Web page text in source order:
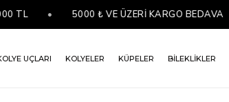
• 5000 ₺ VE ÜZERİ KARGO BEDAVA •
UÇLARI KOLYELER KÜPELER BİLEKLİKLER